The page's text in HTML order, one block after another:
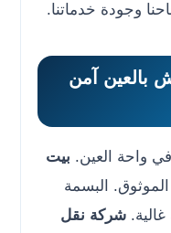
وجودة خدماتنا.
بالعين آمن
في واحة العين. بيت
البسمة
شركة نقل